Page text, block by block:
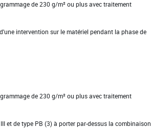
de 230 g/m² ou plus avec traitement
intervention sur le matériel pendant la phase de
de 230 g/m² ou plus avec traitement
et de type PB (3) à porter par-dessus la combinaison